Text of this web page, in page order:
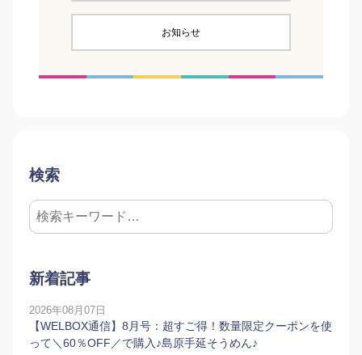
お知らせ
検索
新着記事
2026年08月07日
【WELBOX通信】8月号：超すご得！数量限定クーポンを使
って＼60％OFF／で購入♪島原手延そうめん♪